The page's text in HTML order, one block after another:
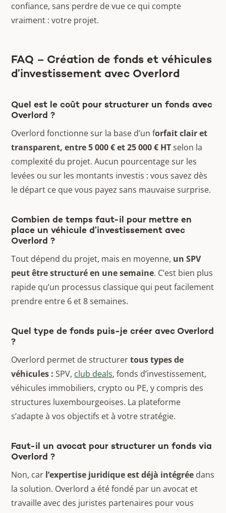
confiance, sans perdre de vue ce qui compte
vraiment : votre projet.
FAQ – Création de fonds et véhicules
d’investissement avec Overlord
Quel est le coût pour structurer un fonds avec
Overlord ?
Overlord fonctionne sur la base d’un forfait clair et
transparent, entre 5 000 € et 25 000 € HTselon la
complexité du projet. Aucun pourcentage sur les
levées ou sur les montants investis : vous savez dès
le départ ce que vous payez sans mauvaise surprise.
Combien de temps faut-il pour mettre en
place un véhicule d’investissement avec
Overlord ?
Tout dépend du projet, mais en moyenne, un SPV
peut être structuré en une semaine. C’est bien plus
rapide qu’un processus classique qui peut facilement
prendre entre 6 et 8 semaines.
Quel type de fonds puis-je créer avec Overlord
?
Overlord permet de structurertous types de
véhicules : SPV, club deals, fonds d’investissement,
véhicules immobiliers, crypto ou PE, y compris des
structures luxembourgeoises. La plateforme
s’adapte à vos objectifs et à votre stratégie.
Faut-il un avocat pour structurer un fonds via
Overlord ?
Non, car l’expertise juridique est déjà intégrée dans
la solution. Overlord a été fondé par un avocat et
travaille avec des juristes partenaires pour vous